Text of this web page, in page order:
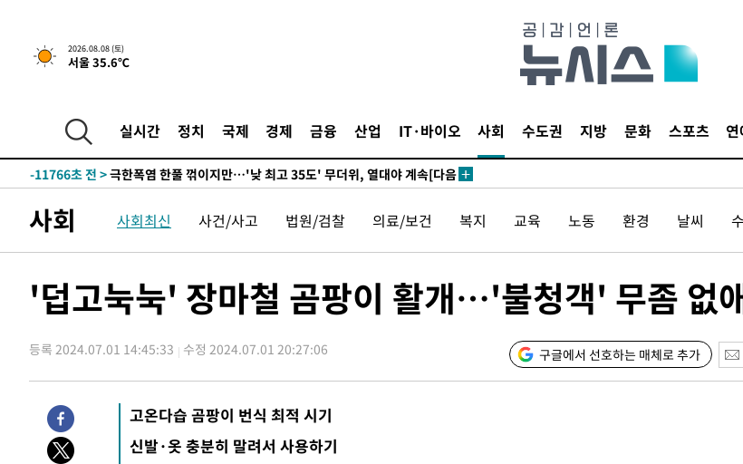
2026.08.08 (토)
서울 35.6℃
실시간 정치 국제 경제 금융 산업 IT·바이오 사회 수도권 지방 문화 스포츠
-24812초 전 >강릉에 시간당 81.4㎜ 물폭탄…도로 잠기고 담벼락 붕괴
-20919초 전 >백운산서 80년근 천종산삼 9뿌리 발견…감정가 1.3억원
-16163초 전 >
남자 농구, 나고야 아시안게임서 '홈팀' 일본과 한일전
-15539초 전 >
-11766초 전 >극한폭염 한풀 꺾이지만…'낮 최고 35도' 무더위, 열대야 계속[다음
-7301초 전 >
[속보]'압수수색·성접대 논란' 축구협회 "실망과 걱정 안겨드려 죄
1시간 전 >'최고 37도' 폭염 지속…강원동해안 최대 150㎜ 비
-32136초 전 >[속보]이강인 "감독님이 원하는 마음 느꼈고, 많은 트로피 원해 아
-30887초 전 >온열질환 사망자 3명 늘어…누적 환자 3000명 돌파
-24832초 전 >강릉에 시간당 81.4㎜ 물폭탄…도로 잠기고 담벼락 붕괴
-20939초 전 >
백운산서 80년근 천종산삼 9뿌리 발견…감정가 1.3억원
-18649초 전 >
선재도서 해루질 나섰다 실종 60대, 닷새 만에 숨진 채 발견
-16183초 전 >
남자 농구, 나고야 아시안게임서 '홈팀' 일본과 한일전
사회 사회최신 사건/사고 법원/검찰 의료/보건 복지 교육 노동 환경 날씨
'덥고눅눅' 장마철 곰팡이 활개…'불청객' 무좀 없
등록 2024.07.01 14:45:33 수정 2024.07.01 20:27:06 구글에서 선호하는 매체로 추가
고온다습 곰팡이 번식 최적 시기
신발·옷 충분히 말려서 사용하기